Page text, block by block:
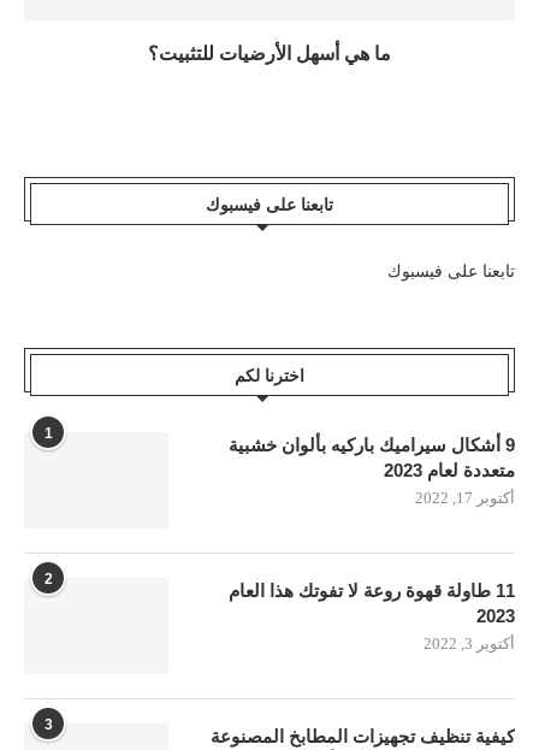
ما هي أسهل الأرضيات للتثبيت؟
تابعنا على فيسبوك
تابعنا على فيسبوك
اخترنا لكم
1
9 أشكال سيراميك باركيه بألوان خشبية
متعددة لعام 2023
أكتوبر 17, 2022
2
11 طاولة قهوة روعة لا تفوتك هذا العام
2023
أكتوبر 3, 2022
3
كيفية تنظيف تجهيزات المطابخ المصنوعة